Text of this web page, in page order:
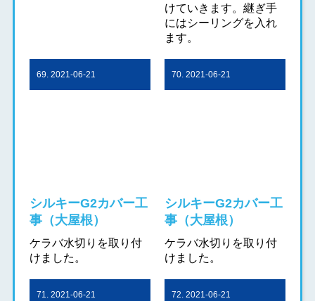
けていきます。継ぎ手
にはシーリングを入れ
ます。
69. 2021-06-21
シルキーG2カバー工
事（大屋根）
ケラバ水切りを取り付
けました。
70. 2021-06-21
シルキーG2カバー工
事（大屋根）
ケラバ水切りを取り付
けました。
71. 2021-06-21 72. 2021-06-21